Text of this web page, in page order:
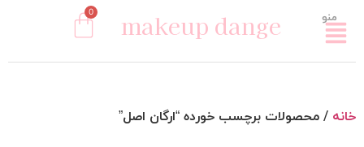
منو makeup dange
0
خانه / محصولات برچسب خورده “ارگان اصل”